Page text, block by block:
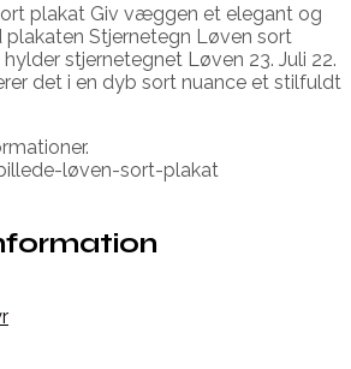
plakat Giv væggen et elegant og
Stjernetegn Løven sort
stjernetegnet Løven 23. Juli 22.
det i en dyb sort nuance et stilfuldt
løven-sort-plakat